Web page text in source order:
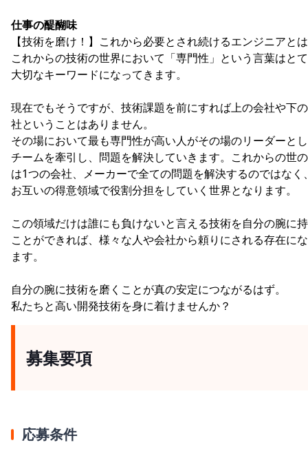
仕事の醍醐味
【技術を磨け！】これから必要とされ続けるエンジニアと
これからの技術の世界において「専門性」という言葉はと
大切なキーワードになってきます。
現在でもそうですが、技術課題を前にすれば上の会社や下
社ということはありません。
その場において最も専門性が高い人がその場のリーダーと
チームを牽引し、問題を解決していきます。これからの世
は1つの会社、メーカーで全ての問題を解決するのではなく
お互いの得意領域で役割分担をしていく世界となります。
この領域だけは誰にも負けないと言える技術を自分の腕に
ことができれば、様々な人や会社から頼りにされる存在に
ます。
自分の腕に技術を磨くことが真の安定につながるはず。
私たちと高い開発技術を身に着けませんか？
募集要項
応募条件